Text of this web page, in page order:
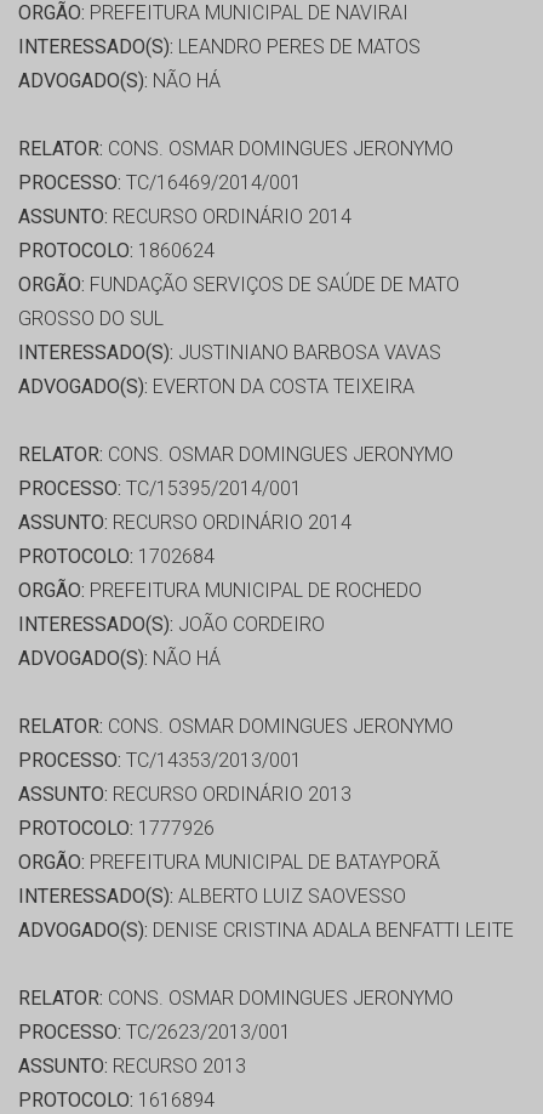
ORGÃO: PREFEITURA MUNICIPAL DE NAVIRAI
INTERESSADO(S): LEANDRO PERES DE MATOS
ADVOGADO(S): NÃO HÁ
RELATOR: CONS. OSMAR DOMINGUES JERONYMO
PROCESSO: TC/16469/2014/001
ASSUNTO: RECURSO ORDINÁRIO 2014
PROTOCOLO: 1860624
ORGÃO: FUNDAÇÃO SERVIÇOS DE SAÚDE DE MATO
GROSSO DO SUL
INTERESSADO(S): JUSTINIANO BARBOSA VAVAS
ADVOGADO(S): EVERTON DA COSTA TEIXEIRA
RELATOR: CONS. OSMAR DOMINGUES JERONYMO
PROCESSO: TC/15395/2014/001
ASSUNTO: RECURSO ORDINÁRIO 2014
PROTOCOLO: 1702684
ORGÃO: PREFEITURA MUNICIPAL DE ROCHEDO
INTERESSADO(S): JOÃO CORDEIRO
ADVOGADO(S): NÃO HÁ
RELATOR: CONS. OSMAR DOMINGUES JERONYMO
PROCESSO: TC/14353/2013/001
ASSUNTO: RECURSO ORDINÁRIO 2013
PROTOCOLO: 1777926
ORGÃO: PREFEITURA MUNICIPAL DE BATAYPORÃ
INTERESSADO(S): ALBERTO LUIZ SAOVESSO
ADVOGADO(S): DENISE CRISTINA ADALA BENFATTI LEITE
RELATOR: CONS. OSMAR DOMINGUES JERONYMO
PROCESSO: TC/2623/2013/001
ASSUNTO: RECURSO 2013
PROTOCOLO: 1616894